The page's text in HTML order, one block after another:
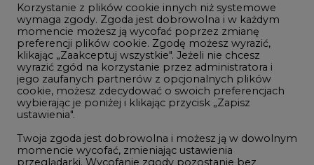
Innowacje i AI
Telekomunikacja i IT
Handel emisjami CO2
Wodór
Górnictwo
Korzystanie z plików cookie innych niż systemowe
wymaga zgody. Zgoda jest dobrowolna i w każdym
momencie możesz ją wycofać poprzez zmianę
preferencji plików cookie. Zgodę możesz wyrazić,
klikając „Zaakceptuj wszystkie". Jeżeli nie chcesz
wyrazić zgód na korzystanie przez administratora i
jego zaufanych partnerów z opcjonalnych plików
cookie, możesz zdecydować o swoich preferencjach
wybierając je poniżej i klikając przycisk „Zapisz
ustawienia".
Twoja zgoda jest dobrowolna i możesz ją w dowolnym
momencie wycofać, zmieniając ustawienia
przeglądarki. Wycofanie zgody pozostanie bez